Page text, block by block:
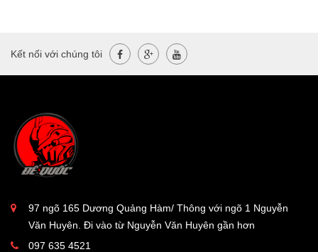
Kết nối với chúng tôi
97 ngõ 165 Dương Quảng Hàm/ Thông với ngõ 1 Nguyễn
Văn Huyên. Đi vào từ Nguyễn Văn Huyên gần hơn
097 635 4521